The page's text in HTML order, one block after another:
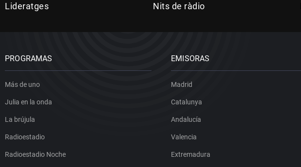
Lideratges Nits de ràdio
PROGRAMAS
Más de uno
Julia en la onda
La brújula
Radioestadio
Radioestadio Noche
EMISORAS
Madrid
Catalunya
Andalucía
Valencia
Extremadura